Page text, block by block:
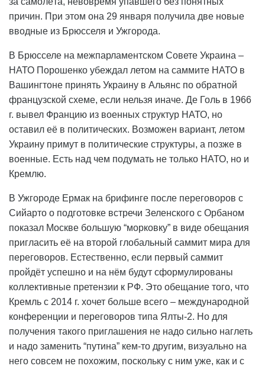
причин. При этом она 29 января получила две новые
вводные из Брюсселя и Ужгорода.
В Брюсселе на межпарламентском Совете Украина –
НАТО Порошенко убеждал летом на саммите НАТО в
Вашингтоне принять Украину в Альянс по обратной
французской схеме, если нельзя иначе. Де Голь в 1966
г. вывел Францию из военных структур НАТО, но
оставил её в политических. Возможен вариант, летом
Украину примут в политические структуры, а позже в
военные. Есть над чем подумать не только НАТО, но и
Кремлю.
В Ужгороде Ермак на брифинге после переговоров с
Сийарто о подготовке встречи Зеленского с Орбаном
показал Москве большую “морковку” в виде обещания
пригласить её на второй глобальный саммит мира для
переговоров. Естественно, если первый саммит
пройдёт успешно и на нём будут сформулированы
коллективные претензии к РФ. Это обещание того, что
Кремль с 2014 г. хочет больше всего – международной
конференции и переговоров типа Ялты-2. Но для
получения такого приглашения не надо сильно наглеть
и надо заменить “путина” кем-то другим, визуально на
него совсем не похожим, поскольку с ним уже, как и с